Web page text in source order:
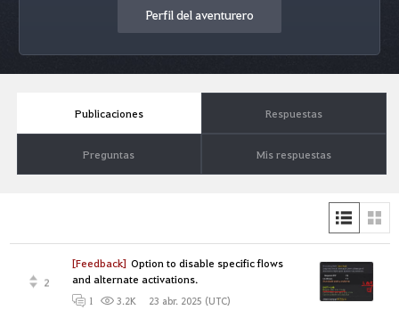
Perfil del aventurero
Publicaciones Respuestas
Preguntas Mis respuestas
[Feedback] Option to disable specific flows
and alternate activations.
2
1 3.2K 23 abr. 2025 (UTC)